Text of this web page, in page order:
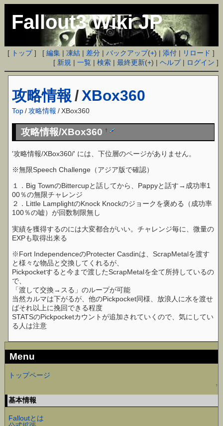
Fallout3 Wiki JP
[ トップ] [編集 |凍結 | 差分 |バックアップ(+) |添付 | リロード ]
[ 新規 |一覧 |検索 |最終更新(+) |ヘルプ| ログイン ]
攻略情報 / XBox360
Top /攻略情報 /XBox360
攻略情報/XBox360†
'攻略情報/XBox360/' には、下位層のページがありません。
※無限Speech Challenge（アジア版で確認）
１．Big TownのBittercupと話してから、Pappyと話す→成功率1
00％の無限チャレンジ
２．Little LamplightのKnock Knockのジョークを褒める（成功率
100％の嘘）が回数制限無し
実績を獲得するのには大変都合がいい。チャレンジ毎に、微量の
EXPも取得出来る
※Fort IndependenceのProtecter Casdinは、ScrapMetalを渡す
と様々な物品と交換してくれるが、
Pickpocketすると今まで渡したScrapMetalを全て所持しているの
で、
「渡して交換→スる」のループが可能
当然カルマは下がるが、他のPickpocket同様、放浪人に水を渡せ
ばそれ以上に挽回できる程度
STATSのPickpocketカウントが追加されていくので、気にしてい
る人は注意
Menu
トップページ
↑
基本情報
Falloutとは